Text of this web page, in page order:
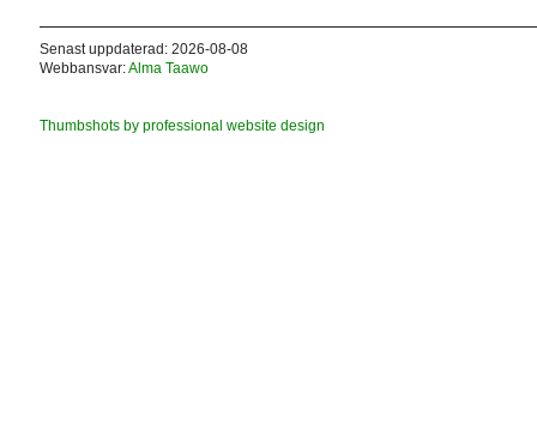
Senast uppdaterad: 2026-08-08
Webbansvar:Alma Taawo
Thumbshots by professional website design